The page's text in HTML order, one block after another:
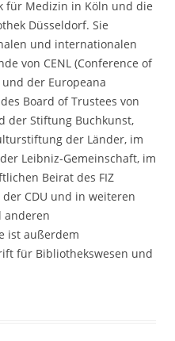
für Medizin in Köln und die
Düsseldorf. Sie
und internationalen
von CENL (Conference of
der Europeana
Board of Trustees von
der Stiftung Buchkunst,
der Länder, im
Leibniz-Gemeinschaft, im
Beirat des FIZ
CDU und in weiteren
anderen
ist außerdem
für Bibliothekswesen und